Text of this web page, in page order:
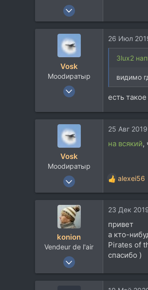
11 Окт 2018
15
Vosk
Moodиратыр
14 Ноя 2003
10.248
В ссылке
26 Июл
3lux2
видимо
есть
Vosk
Moodиратыр
14 Ноя 2003
10.248
В ссылке
25 Авг 2019
на всякий,
Р
е
к
и
и
:
alexei56
konion
Vendeur de l'air
3 Янв 2006
23 Дек
привет
а кто-
Pirates of
спасибо )